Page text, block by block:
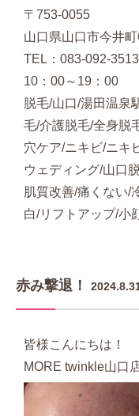
〒753-0055
山口県山口市今井
TEL：083-092-3513
10：00～19：00
脱毛/山口/湯田温泉
毛/介護脱毛/全身脱
穴ケア/ニキビ/ニキ
ウェディング/山口
肌質改善/痛くない/
白/リフトアップ/小
赤み撃退！
皆様こんにちは！
MORE twinkle山口